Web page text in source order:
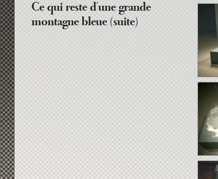
Ce qui reste d’une grande
montagne bleue (suite)